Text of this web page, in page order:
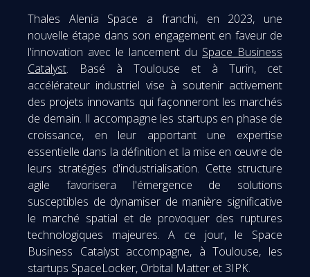
Thales Alenia Space a franchi, en 2023, une
nouvelle étape dans son engagement en faveur de
l'innovation avec le lancement du Space Business
Catalyst. Basé à Toulouse et à Turin, cet
accélérateur industriel vise à soutenir activement
des projets innovants qui façonneront les marchés
de demain. Il accompagne les startups en phase de
croissance, en leur apportant une expertise
essentielle dans la définition et la mise en œuvre de
leurs stratégies d'industrialisation. Cette structure
agile favorisera l'émergence de solutions
susceptibles de dynamiser de manière significative
le marché spatial et de provoquer des ruptures
technologiques majeures. A ce jour, le Space
Business Catalyst accompagne, à Toulouse, les
startups SpaceLocker, Orbital Matter et 3IPK.